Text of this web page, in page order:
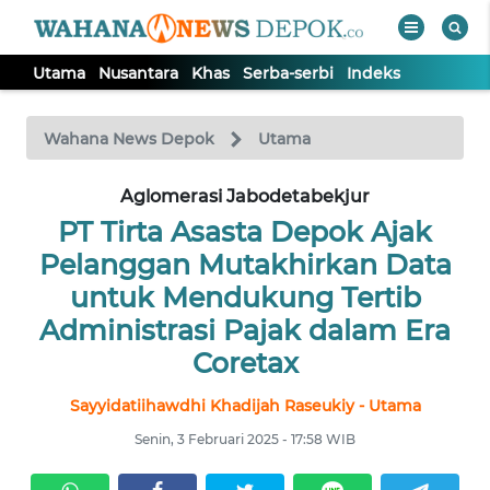
Utama Nusantara Khas Serba-serbi Indeks
Wahana News Depok Utama
Aglomerasi Jabodetabekjur
PT Tirta Asasta Depok Ajak
Pelanggan Mutakhirkan Data
untuk Mendukung Tertib
Administrasi Pajak dalam Era
Coretax
Sayyidatiihawdhi Khadijah Raseukiy - Utama
Senin, 3 Februari 2025 - 17:58 WIB
TV
Tutup
NUSANTARA
KHAS
SERBI